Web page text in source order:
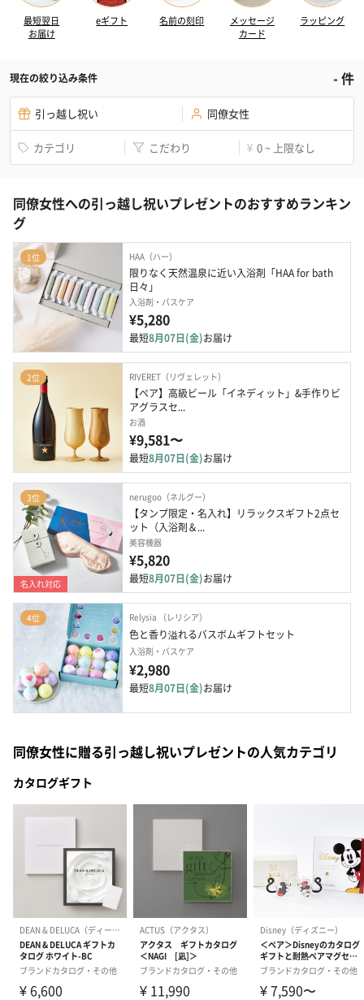
最短翌日
お届け
eギフト 名前の刻印
メッセージ
カード
ラッピング
現在の絞り込み条件 -件
引っ越し祝い 同僚女性
カテゴリ こだわり ¥ 0 ~ 上限なし
同僚女性への引っ越し祝いプレゼントのおすすめランキン
グ
1位 HAA（ハー）
限りなく天然温泉に近い入浴剤「HAA for bath
日々」
入浴剤・バスケア
¥5,280
最短8月07日(金)お届け
2位 RIVERET（リヴェレット）
【ペア】高級ビール「イネディット」&手作りビ
アグラスセ...
お酒
¥9,581〜
最短8月07日(金)お届け
3位
名入れ対応
nerugoo（ネルグー）
【タンプ限定・名入れ】リラックスギフト2点セ
ット（入浴剤＆...
美容機器
¥5,820
最短8月07日(金)お届け
4位 Relysia （レリシア）
色と香り溢れるバスボムギフトセット
入浴剤・バスケア
¥2,980
最短8月07日(金)お届け
同僚女性に贈る引っ越し祝いプレゼントの人気カテゴリ
カタログギフト